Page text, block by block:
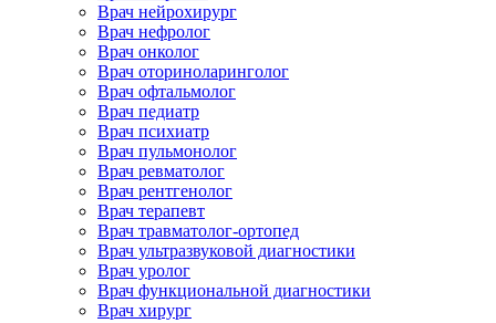
Врач нейрохирург
Врач нефролог
Врач онколог
Врач оториноларинголог
Врач офтальмолог
Врач педиатр
Врач психиатр
Врач пульмонолог
Врач ревматолог
Врач рентгенолог
Врач терапевт
Врач травматолог-ортопед
Врач ультразвуковой диагностики
Врач уролог
Врач функциональной диагностики
Врач хирург